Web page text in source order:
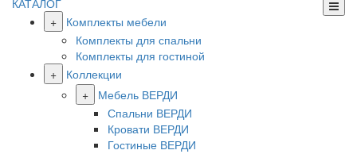
КАТАЛОГ
+
Комплекты мебели
Комплекты для спальни
Комплекты для гостиной
+
Коллекции
+
Мебель ВЕРДИ
Спальни ВЕРДИ
Кровати ВЕРДИ
Гостиные ВЕРДИ